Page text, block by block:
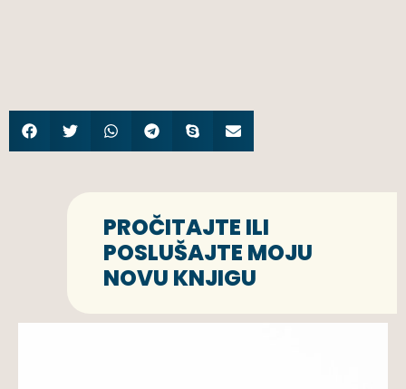
PROČITAJTE ILI
POSLUŠAJTE MOJU
NOVU KNJIGU